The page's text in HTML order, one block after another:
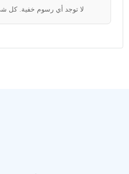
لا توجد أي رسوم خفية. كل